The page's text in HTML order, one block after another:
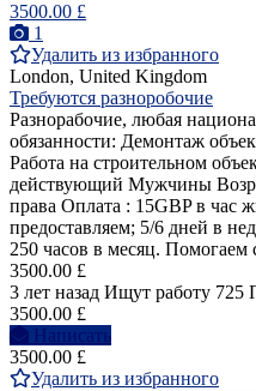
3500.00 £
1
Удалить из избранного
London, United Kingdom
Требуются разноробочие
Разнорабочие, любая
обязанности: Демонтаж
Работа на строительном
действующий Мужчины
права Оплата : ️15GBP в час
предоставляем; ️5/6 дней в
250 часов в месяц. Помогаем
3500.00 £
3 лет назад Ищут работу 725
3500.00 £
Написать
3500.00 £
Удалить из избранного